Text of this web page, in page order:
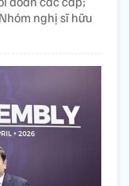
nghị sĩ hữu